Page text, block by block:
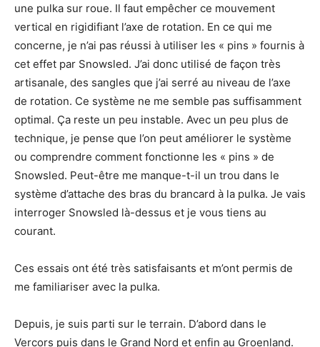
une pulka sur roue. Il faut empêcher ce mouvement
vertical en rigidifiant l’axe de rotation. En ce qui me
concerne, je n’ai pas réussi à utiliser les « pins » fournis à
cet effet par Snowsled. J’ai donc utilisé de façon très
artisanale, des sangles que j’ai serré au niveau de l’axe
de rotation. Ce système ne me semble pas suffisamment
optimal. Ça reste un peu instable. Avec un peu plus de
technique, je pense que l’on peut améliorer le système
ou comprendre comment fonctionne les « pins » de
Snowsled. Peut-être me manque-t-il un trou dans le
système d’attache des bras du brancard à la pulka. Je vais
interroger Snowsled là-dessus et je vous tiens au
courant.
Ces essais ont été très satisfaisants et m’ont permis de
me familiariser avec la pulka.
Depuis, je suis parti sur le terrain. D’abord dans le
Vercors puis dans le Grand Nord et enfin au Groenland.